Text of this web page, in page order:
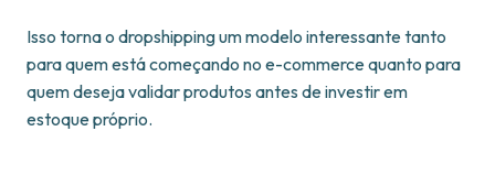
Isso torna o dropshipping um modelo interessante tanto
para quem está começando no e-commerce quanto para
quem deseja validar produtos antes de investir em
estoque próprio.